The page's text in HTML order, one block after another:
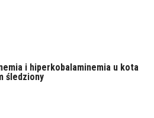
i hiperkobalaminemia u kota
śledziony